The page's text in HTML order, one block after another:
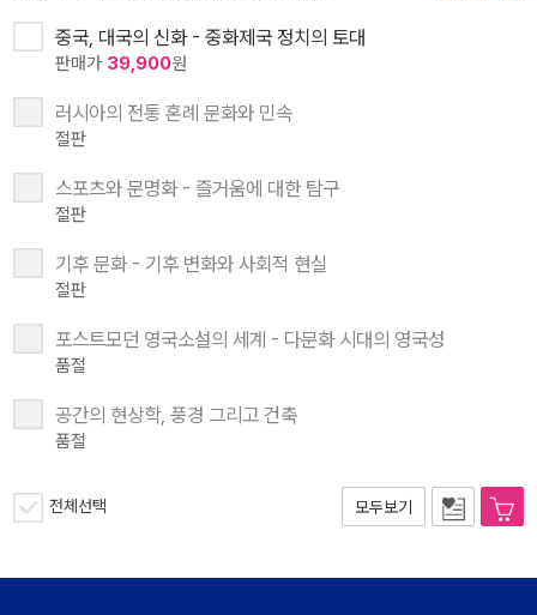
중국, 대국의 신화 - 중화제국 정치의 토대
판매가 39,900원
러시아의 전통 혼례 문화와 민속
절판
스포츠와 문명화 - 즐거움에 대한 탐구
절판
기후 문화 - 기후 변화와 사회적 현실
절판
포스트모던 영국소설의 세계 - 다문화 시대의 영국성
품절
공간의 현상학, 풍경 그리고 건축
품절
전체선택 모두보기